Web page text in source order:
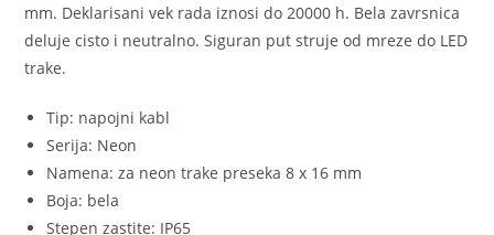
mm. Deklarisani vek rada iznosi do 20000 h. Bela zavrsnica
deluje cisto i neutralno. Siguran put struje od mreze do LED
trake.
Tip: napojni kabl
Serija: Neon
Namena: za neon trake preseka 8 x 16 mm
Boja: bela
Stepen zastite: IP65